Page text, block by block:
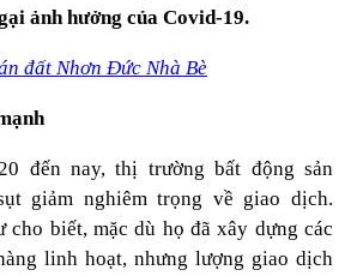
ảnh hưởng của Covid-19.
đất Nhơn Đức Nhà Bè
đến nay, thị trường bất động sản
giảm nghiêm trọng về giao dịch.
cho biết, mặc dù họ đã xây dựng các
linh hoạt, nhưng lượng giao dịch